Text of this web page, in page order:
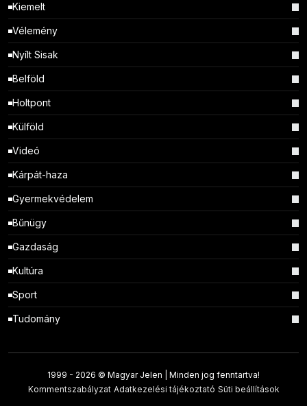
Kiemelt
Vélemény
Nyílt Sisak
Belföld
Holtpont
Külföld
Videó
Kárpát-haza
Gyermekvédelem
Bűnügy
Gazdaság
Kultúra
Sport
Tudomány
1999 - 2026 © Magyar Jelen | Minden jog fenntartva!
Kommentszabályzat Adatkezelési tájékoztató Süti beállítások